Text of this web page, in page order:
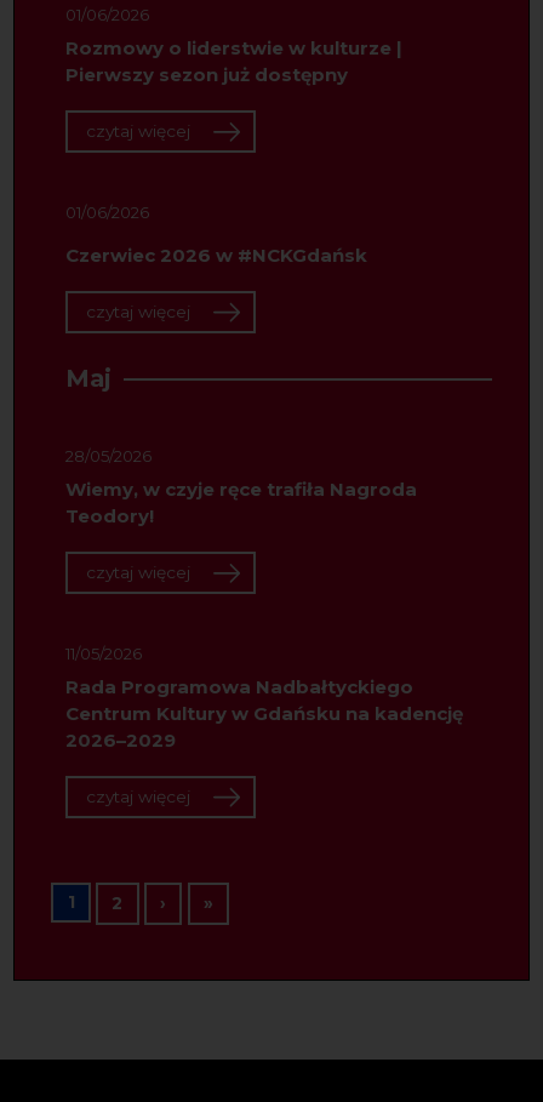
01/06/2026
Rozmowy o liderstwie w kulturze |
Pierwszy sezon już dostępny
czytaj więcej
01/06/2026
Czerwiec 2026 w #NCKGdańsk
czytaj więcej
Maj
28/05/2026
Wiemy, w czyje ręce trafiła Nagroda
Teodory!
czytaj więcej
11/05/2026
Rada Programowa Nadbałtyckiego
Centrum Kultury w Gdańsku na kadencję
2026–2029
czytaj więcej
Stronicowanie
1 2 › Następna strona
»Ostatnia strona